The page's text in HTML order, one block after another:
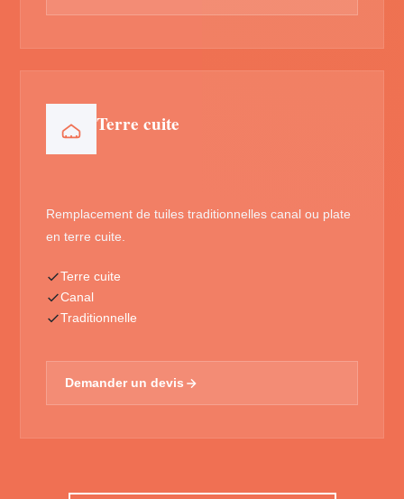
Terre cuite
Remplacement de tuiles traditionnelles canal ou plate
en terre cuite.
Terre cuite
Canal
Traditionnelle
Demander un devis